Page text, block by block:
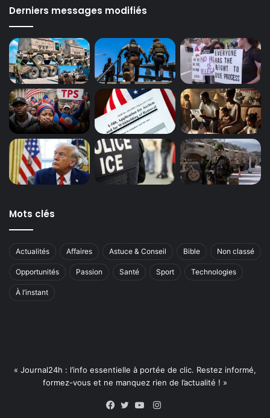
Derniers messages modifiés
Mots clés
Actualités Affaires Astuce & Conseil Bible Non classé
Opportunités Passion Santé Sport Technologies
À l’instant
« Journal24h : l’info essentielle à portée de clic. Restez informé,
formez-vous et ne manquez rien de l’actualité ! »
Instagram